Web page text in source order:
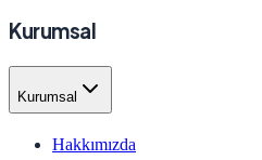
Kurumsal
Kurumsal
Hakkımızda